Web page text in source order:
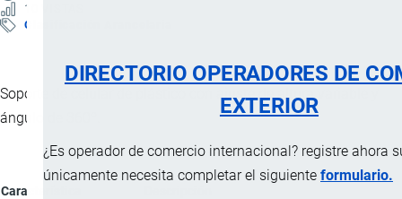
DIRECTORIO OPERADORES DE
EXTERIOR
¿Es operador de comercio internacional? registre ahora
únicamente necesita completar el siguiente formulario.
10 VISTAS
Clasificación Arancelaria
Soporte de celular de plástico con ajuste de altura variable y
ángulo de 360º.
Característica